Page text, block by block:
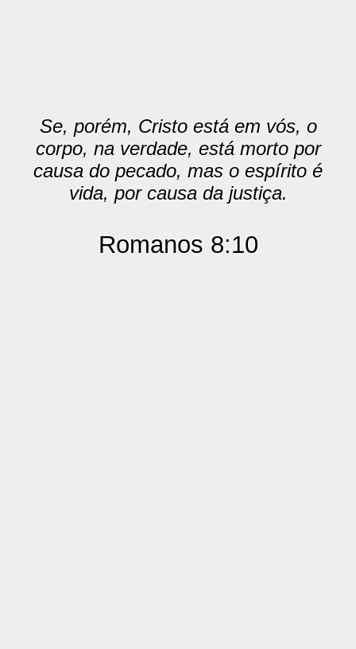
Se, porém, Cristo está em vós, o
corpo, na verdade, está morto por
causa do pecado, mas o espírito é
vida, por causa da justiça.
Romanos 8:10